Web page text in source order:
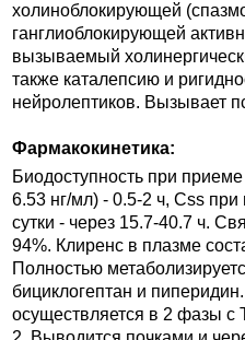
холиноблокирующей
ганглиоблокирующей
вызываемый
также каталепсию и
нейролептиков. Вызывает
Фармакокинетика:
Биодоступность при
6.53 нг/мл) - 0.5-2 ч, Css
сутки - через 15.7-40.7 ч.
94%. Клиренс в плазме
Полностью
бициклогептан и
осуществляется в 2 фазы с